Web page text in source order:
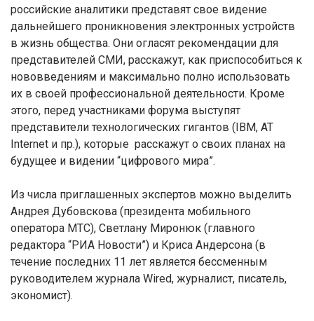
российские аналитики представят свое видение
дальнейшего проникновения электронных устройств
в жизнь общества. Они огласят рекомендации для
представителей СМИ, расскажут, как приспособиться к
нововведениям и максимально полно использовать
их в своей профессиональной деятельности. Кроме
этого, перед участниками форума выступят
представители технологических гигантов (IBM, AT
Internet и пр.), которые расскажут о своих планах на
будущее и видении “цифрового мира”.
Из числа приглашенных экспертов можно выделить
Андрея Дубовскова (президента мобильного
оператора МТС), Светлану Миронюк (главного
редактора “РИА Новости”) и Криса Андерсона (в
течение последних 11 лет является бессменным
руководителем журнала Wired, журналист, писатель,
экономист).